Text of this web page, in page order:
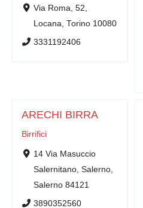
Via Roma, 52,
Locana, Torino 10080
3331192406
ARECHI BIRRA
Birrifici
14 Via Masuccio
Salernitano, Salerno,
Salerno 84121
3890352560